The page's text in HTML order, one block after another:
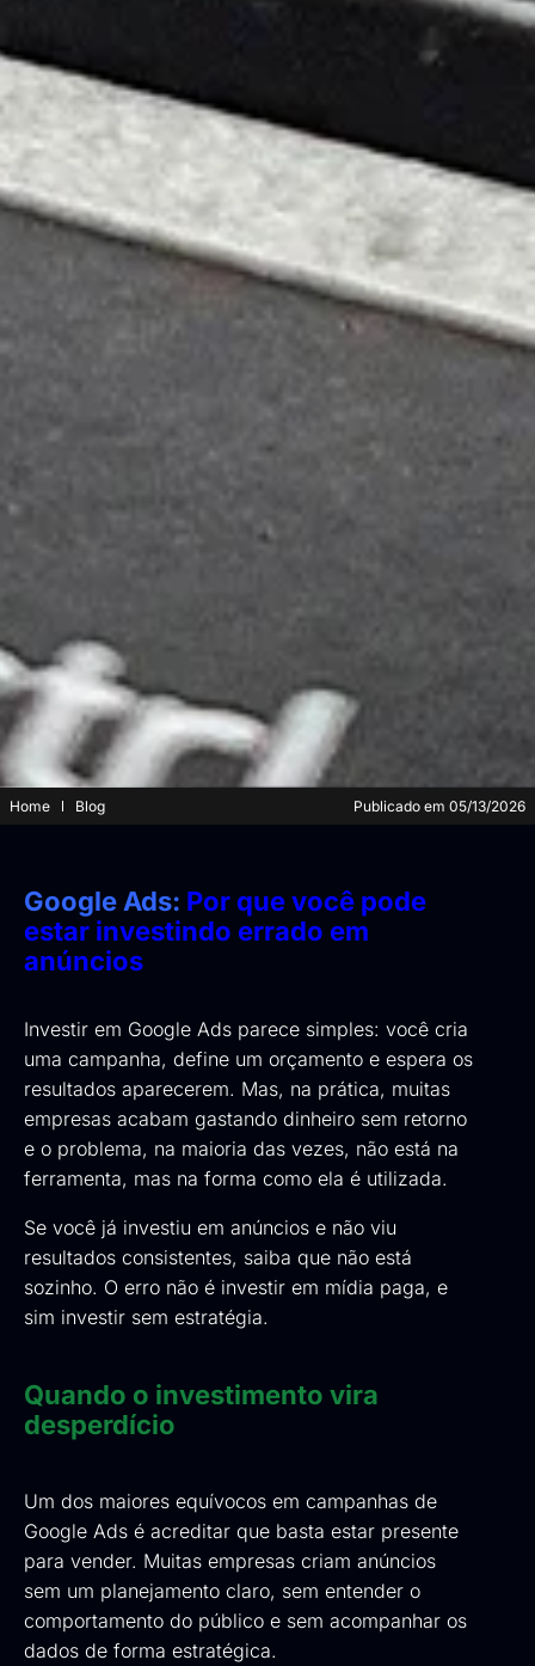
Home Blog Publicado em 05/13/2026
GoogleAds: Por que você pode
estar investindo errado em
anúncios
Investir em Google Ads parece simples: você cria
uma campanha, define um orçamento e espera os
resultados aparecerem. Mas, na prática, muitas
empresas acabam gastando dinheiro sem retorno
e o problema, na maioria das vezes, não está na
ferramenta, mas na forma como ela é utilizada.
Se você já investiu em anúncios e não viu
resultados consistentes, saiba que não está
sozinho. O erro não é investir em mídia paga, e
sim investir sem estratégia.
Quando o investimento vira
desperdício
Um dos maiores equívocos em campanhas de
Google Ads é acreditar que basta estar presente
para vender. Muitas empresas criam anúncios
sem um planejamento claro, sem entender o
comportamento do público e sem acompanhar os
dados de forma estratégica.